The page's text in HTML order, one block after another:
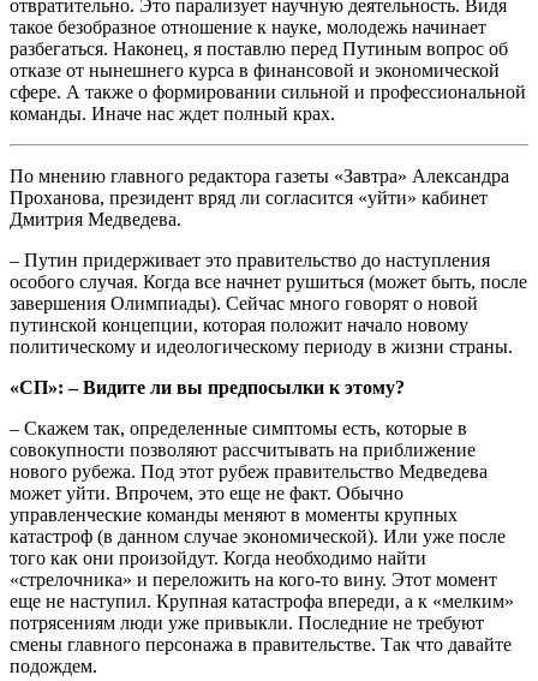
отвратительно. Это парализует научную деятельность. Видя
такое безобразное отношение к науке, молодежь начинает
разбегаться. Наконец, я поставлю перед Путиным вопрос об
отказе от нынешнего курса в финансовой и экономической
сфере. А также о формировании сильной и профессиональной
команды. Иначе нас ждет полный крах.
По мнению главного редактора газеты «Завтра» Александра
Проханова, президент вряд ли согласится «уйти» кабинет
Дмитрия Медведева.
– Путин придерживает это правительство до наступления
особого случая. Когда все начнет рушиться (может быть, после
завершения Олимпиады). Сейчас много говорят о новой
путинской концепции, которая положит начало новому
политическому и идеологическому периоду в жизни страны.
«СП»: – Видите ли вы предпосылки к этому?
– Скажем так, определенные симптомы есть, которые в
совокупности позволяют рассчитывать на приближение
нового рубежа. Под этот рубеж правительство Медведева
может уйти. Впрочем, это еще не факт. Обычно
управленческие команды меняют в моменты крупных
катастроф (в данном случае экономической). Или уже после
того как они произойдут. Когда необходимо найти
«стрелочника» и переложить на кого-то вину. Этот момент
еще не наступил. Крупная катастрофа впереди, а к «мелким»
потрясениям люди уже привыкли. Последние не требуют
смены главного персонажа в правительстве. Так что давайте
подождем.